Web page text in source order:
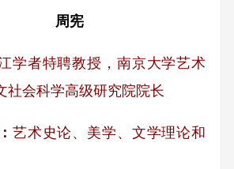
周宪
学者特聘教授，南京大学艺术
社会科学高级研究院院长
艺术史论、美学、文学理论和